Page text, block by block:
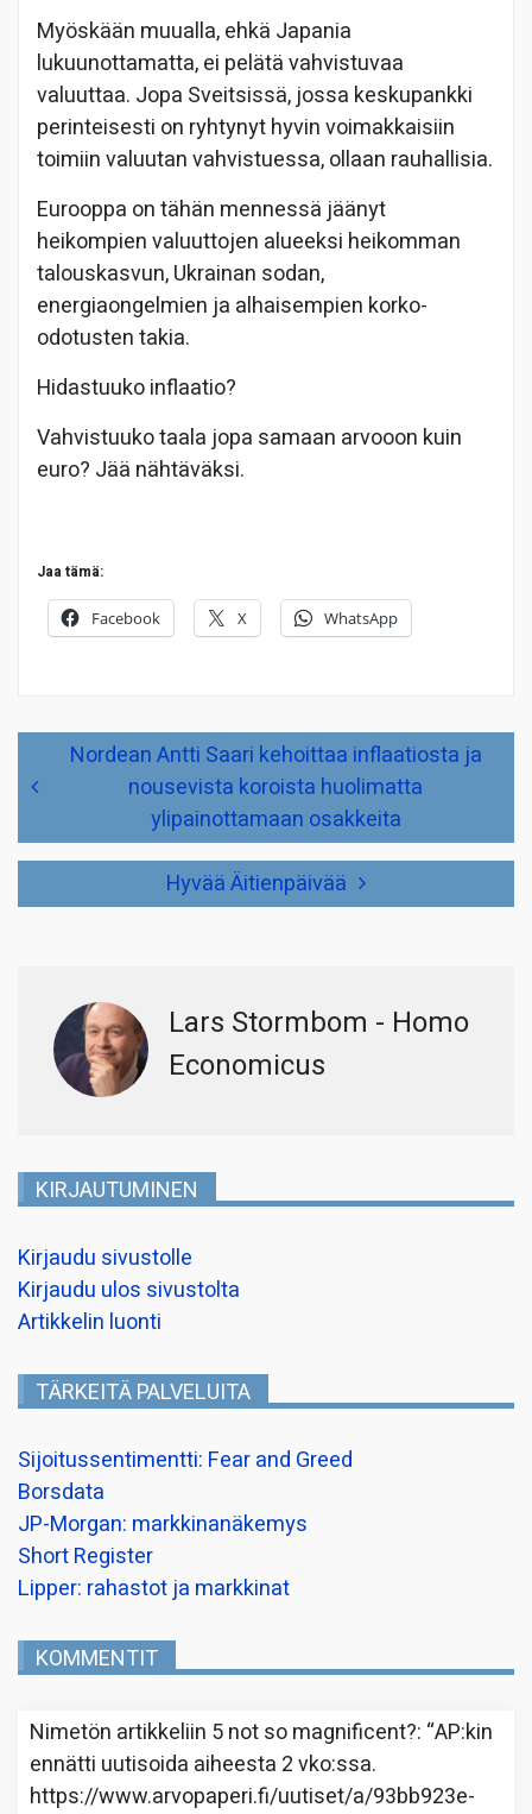
Myöskään muualla, ehkä Japania
lukuunottamatta, ei pelätä vahvistuvaa
valuuttaa. Jopa Sveitsissä, jossa keskupankki
perinteisesti on ryhtynyt hyvin voimakkaisiin
toimiin valuutan vahvistuessa, ollaan rauhallisia.
Eurooppa on tähän mennessä jäänyt
heikompien valuuttojen alueeksi heikomman
talouskasvun, Ukrainan sodan,
energiaongelmien ja alhaisempien korko-
odotusten takia.
Hidastuuko inflaatio?
Vahvistuuko taala jopa samaan arvooon kuin
euro? Jää nähtäväksi.
Jaa tämä:
Facebook X WhatsApp
ArtikkelienNordean Antti Saari kehoittaa inflaatiosta ja
nousevista koroista huolimatta
ylipainottamaan osakkeita
Hyvää Äitienpäivää
Lars Stormbom - Homo
Economicus
KIRJAUTUMINEN
Kirjaudu sivustolle
Kirjaudu ulos sivustolta
Artikkelin luonti
TÄRKEITÄ PALVELUITA
Sijoitussentimentti: Fear and Greed
Borsdata
JP-Morgan: markkinanäkemys
Short Register
Lipper: rahastot ja markkinat
KOMMENTIT
Nimetön artikkeliin 5 not so magnificent?: “AP:kin
ennätti uutisoida aiheesta 2 vko:ssa.
https://www.arvopaperi.fi/uutiset/a/93bb923e-